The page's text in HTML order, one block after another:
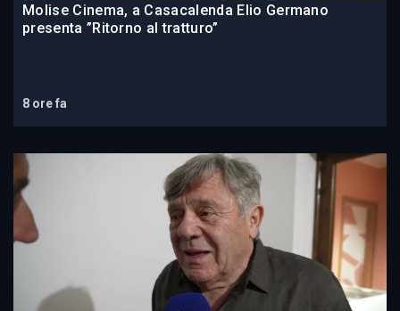
Molise Cinema, a Casacalenda Elio Germano
presenta ”Ritorno al tratturo”
8 ore fa